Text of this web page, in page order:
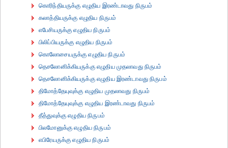
கொரிந்தியருக்கு எழுதிய இரண்டாவது நிருபம்
கலாத்தியருக்கு எழுதிய நிருபம்
எபேசியருக்கு எழுதிய நிருபம்
பிலிப்பியருக்கு எழுதிய நிருபம்
கொலோசையருக்கு எழுதிய நிருபம்
தெசலோனிக்கியருக்கு எழுதிய முதலாவது நிருபம்
தெசலோனிக்கியருக்கு எழுதிய இரண்டாவது நிருபம்
திமோத்தேயுவுக்கு எழுதிய முதலாவது நிருபம்
திமோத்தேயுவுக்கு எழுதிய இரண்டாவது நிருபம்
தீத்துவுக்கு எழுதிய நிருபம்
பிலமோனுக்கு எழுதிய நிருபம்
எபிரேயருக்கு எழுதிய நிருபம்